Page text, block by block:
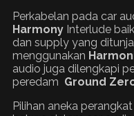
Perkabelan pada car
Harmony Interlude
dan supply yang
menggunakan
audio juga dilengkapi
peredam Ground
Pilihan aneka